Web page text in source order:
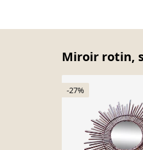
Miroir rotin,
-27%